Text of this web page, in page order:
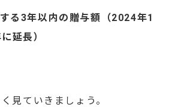
る 3年以内の贈与額（2024年1
延長）
見ていきましょう。